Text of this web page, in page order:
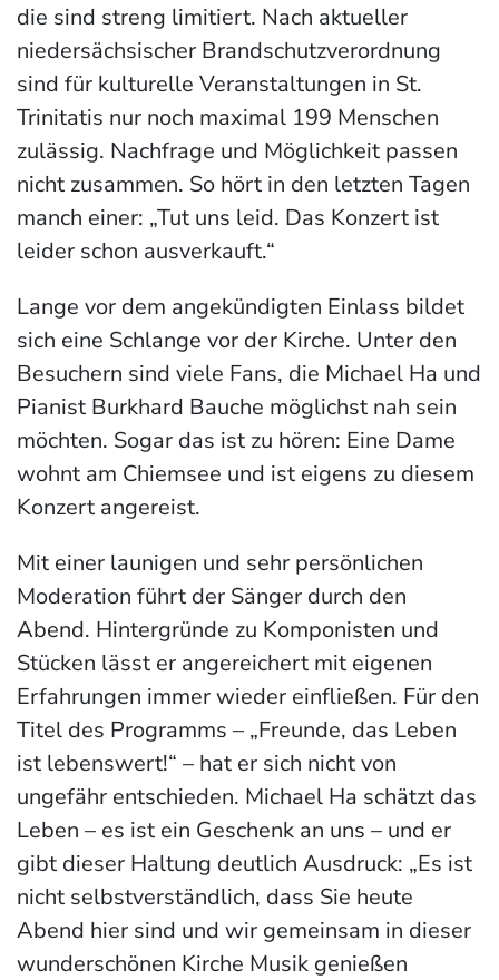
die sind streng limitiert. Nach aktueller
niedersächsischer Brandschutzverordnung
sind für kulturelle Veranstaltungen in St.
Trinitatis nur noch maximal 199 Menschen
zulässig. Nachfrage und Möglichkeit passen
nicht zusammen. So hört in den letzten Tagen
manch einer: „Tut uns leid. Das Konzert ist
leider schon ausverkauft.“
Lange vor dem angekündigten Einlass bildet
sich eine Schlange vor der Kirche. Unter den
Besuchern sind viele Fans, die Michael Ha und
Pianist Burkhard Bauche möglichst nah sein
möchten. Sogar das ist zu hören: Eine Dame
wohnt am Chiemsee und ist eigens zu diesem
Konzert angereist.
Mit einer launigen und sehr persönlichen
Moderation führt der Sänger durch den
Abend. Hintergründe zu Komponisten und
Stücken lässt er angereichert mit eigenen
Erfahrungen immer wieder einfließen. Für den
Titel des Programms – „Freunde, das Leben
ist lebenswert!“ – hat er sich nicht von
ungefähr entschieden. Michael Ha schätzt das
Leben – es ist ein Geschenk an uns – und er
gibt dieser Haltung deutlich Ausdruck: „Es ist
nicht selbstverständlich, dass Sie heute
Abend hier sind und wir gemeinsam in dieser
wunderschönen Kirche Musik genießen